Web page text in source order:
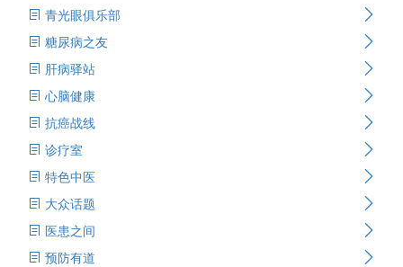
青光眼俱乐部
糖尿病之友
肝病驿站
心脑健康
抗癌战线
诊疗室
特色中医
大众话题
医患之间
预防有道